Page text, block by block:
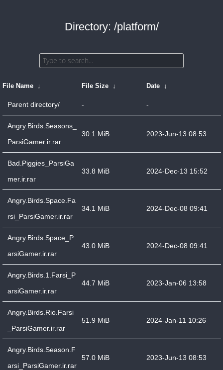
Directory: /platform/
File Name ↓ File Size ↓ Date ↓
Parent directory/ - -
Angry.Birds.Seasons_
ParsiGamer.ir.rar
30.1 MiB 2023-Jun-13 08:53
Bad.Piggies_ParsiGa
mer.ir.rar
33.8 MiB 2024-Dec-13 15:52
Angry.Birds.Space.Fa
rsi_ParsiGamer.ir.rar
34.1 MiB 2024-Dec-08 09:41
Angry.Birds.Space_P
arsiGamer.ir.rar
43.0 MiB 2024-Dec-08 09:41
Angry.Birds.1.Farsi_P
arsiGamer.ir.rar
44.7 MiB 2023-Jan-06 13:58
Angry.Birds.Rio.Farsi
_ParsiGamer.ir.rar
51.9 MiB 2024-Jan-11 10:26
Angry.Birds.Season.F
arsi_ParsiGamer.ir.rar
57.0 MiB 2023-Jun-13 08:53